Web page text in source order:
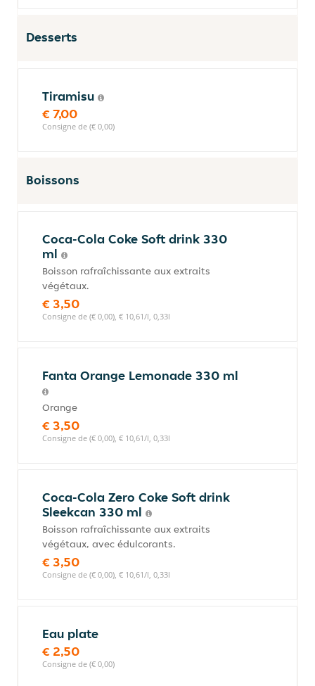
Desserts
Tiramisu
€ 7,00
Consigne de (€ 0,00)
Boissons
Coca-Cola Coke Soft drink 330
ml
Boisson rafraîchissante aux extraits
végétaux.
€ 3,50
Consigne de (€ 0,00), € 10,61/l, 0,33l
Fanta Orange Lemonade 330 ml
Orange
€ 3,50
Consigne de (€ 0,00), € 10,61/l, 0,33l
Coca-Cola Zero Coke Soft drink
Sleekcan 330 ml
Boisson rafraîchissante aux extraits
végétaux, avec édulcorants.
€ 3,50
Consigne de (€ 0,00), € 10,61/l, 0,33l
Eau plate
€ 2,50
Consigne de (€ 0,00)